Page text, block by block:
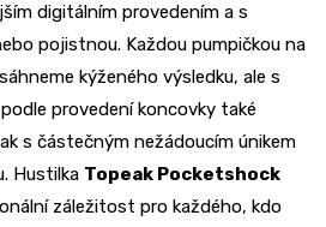
digitálním provedením a s
pojistnou. Každou pumpičkou na
kýženého výsledku, ale s
provedení koncovky také
s částečným nežádoucím únikem
Hustilka Topeak Pocketshock
záležitost pro každého, kdo